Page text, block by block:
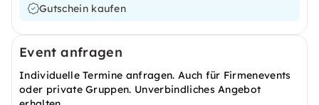
Gutschein kaufen
Event anfragen
Individuelle Termine anfragen. Auch für Firmenevents
oder private Gruppen. Unverbindliches Angebot